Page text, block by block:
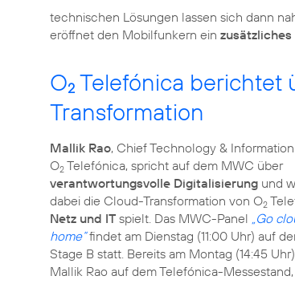
technischen Lösungen lassen sich dann
eröffnet den Mobilfunkern ein
O2 Telefónica berichtet
Transformation
Mallik Rao, Chief Technology &
O2 Telefónica, spricht auf dem MWC über
verantwortungsvolle Digitalisierung und
dabei die Cloud-Transformation von O2
Netz und IT spielt. Das MWC-Panel „Go
home“findet am Dienstag (11:00 Uhr) auf
Stage B statt. Bereits am Montag (14:45
Mallik Rao auf dem Telefónica-